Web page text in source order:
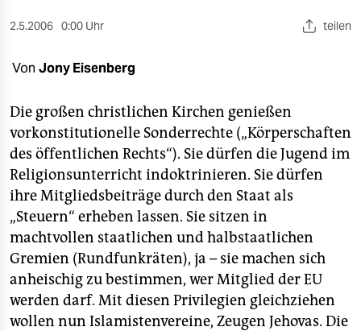
sport
wahrheit
verlag
verlag
veranstaltungen
shop
fragen & hilfe
unterstützen
2.5.2006 0:00 Uhr teilen
Von Jony Eisenberg
Die großen christlichen Kirchen genießen
vorkonstitutionelle Sonderrechte („Körperschaften
des öffentlichen Rechts“). Sie dürfen die Jugend im
Religionsunterricht indoktrinieren. Sie dürfen
ihre Mitgliedsbeiträge durch den Staat als
„Steuern“ erheben lassen. Sie sitzen in
machtvollen staatlichen und halbstaatlichen
Gremien (Rundfunkräten), ja – sie machen sich
anheischig zu bestimmen, wer Mitglied der EU
werden darf. Mit diesen Privilegien gleichziehen
wollen nun Islamistenvereine, Zeugen Jehovas. Die